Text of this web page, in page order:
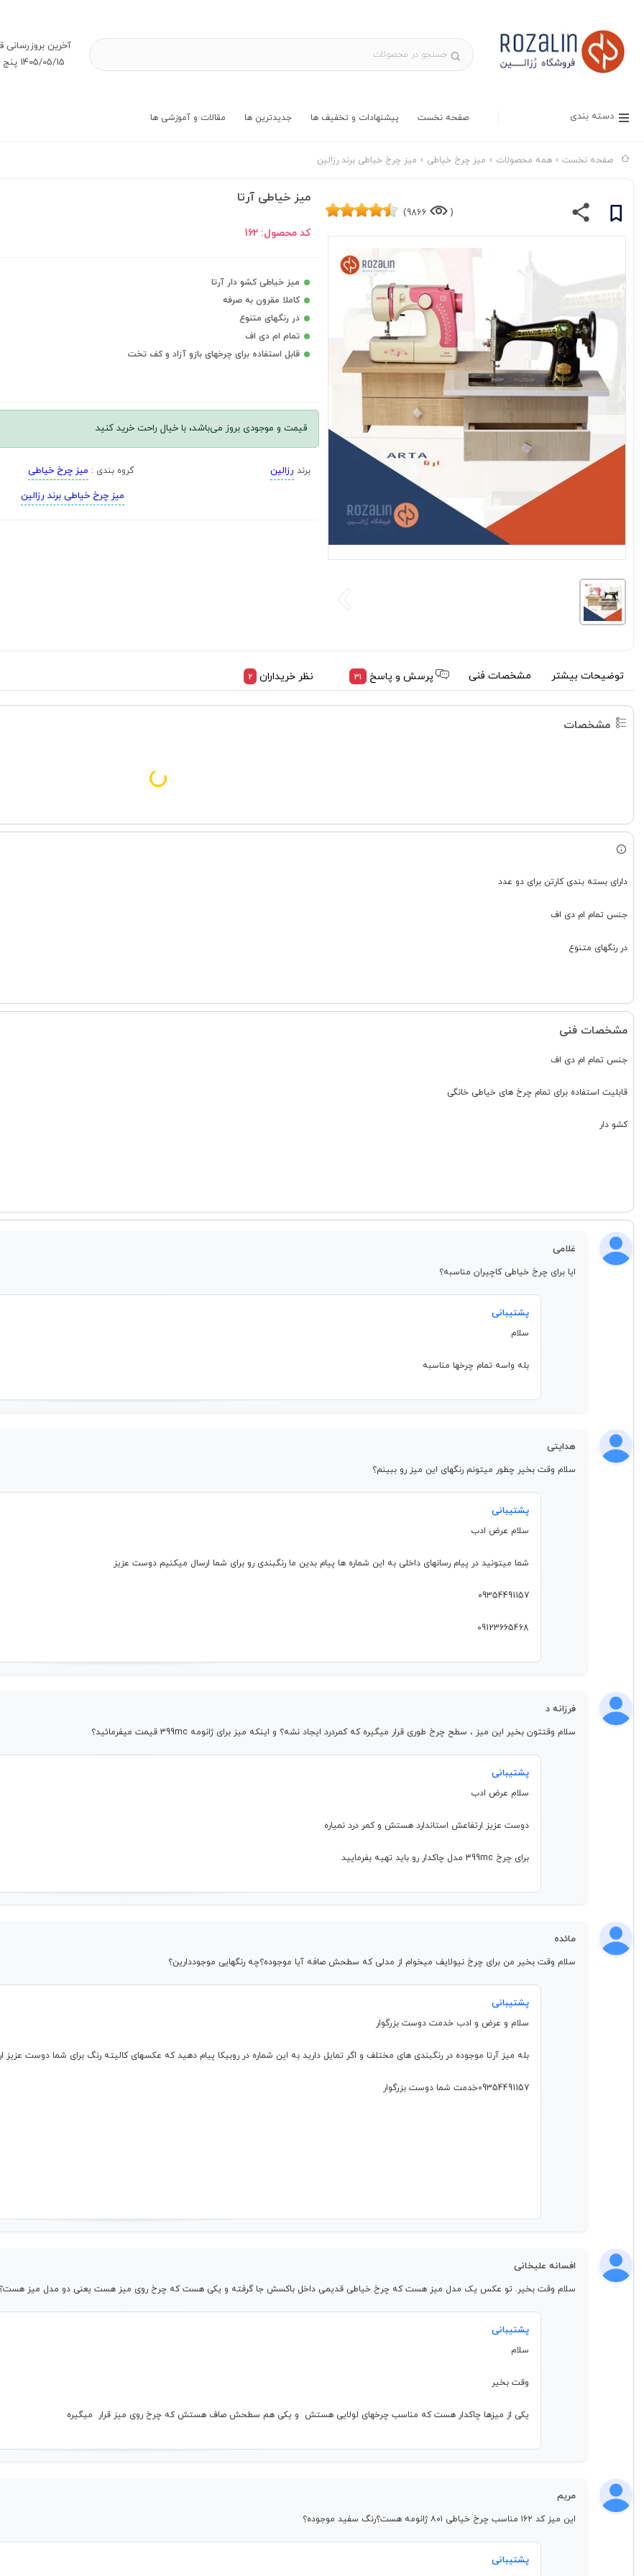
آخرین بروز‌رسانی
1405/05/15 پنج شنبه
دسته بندی صفحه نخست پیشنهادات و تخفیف ها جدیدترین ها مقالات و آموزشی ها
صفحه نخست همه محصولات میز چرخ خیاطی میز چرخ خیاطی برند رزالین
(
9866)
میز خیاطی آرتا
کد محصول:162
میز خیاطی کشو دار آرتا
کاملا مقرون به صرفه
در رنگهای متنوع
تمام ام دی اف
قابل استفاده برای چرخهای بازو آزاد و کف تخت
قیمت و موجودی بروز می‌باشد، با خیال راحت خرید کنید
برند رزالین گروه بندی : میز چرخ خیاطی
میز چرخ خیاطی برند رزالین
توضیحات بیشتر مشخصات فنی پرسش و پاسخ 31 نظر خریداران 2
مشخصات
دارای بسته بندی کارتن برای دو عدد
جنس تمام ام دی اف
در رنگهای متنوع
مشخصات فنی
جنس تمام ام دی اف
قابلیت استفاده برای تمام چرخ های خیاطی خانگی
کشو دار
غلامی
ایا برای چرخ خیاطی کاچیران مناسبه؟
پشتیبانی
سلام
بله واسه تمام چرخها مناسبه
هدایتی
سلام وقت بخیر چطور میتونم رنگهای این میز رو ببینم؟
پشتیبانی
سلام عرض ادب
شما میتونید در پیام رسانهای داخلی به این شماره ها پیام بدین ما رنگبندی رو برای شما ارسال میکنیم دوست عزیز
09354491157
09123665468
فرزانه د
سلام وقتتون بخیر این میز ، سطح چرخ طوری قرار میگیره که کمردرد ایجاد نشه؟ و اینکه میز برای ژانومه 399mc قیمت میفرمائید؟
پشتیبانی
سلام عرض ادب
دوست عزیز ارتفاعش استاندارد هستش و کمر درد نمیاره
برای چرخ 399mc مدل چاکدار رو باید تهیه بفرمایید
مائده
سلام وقت بخیر من برای چرخ نیولایف میخوام از مدلی که سطحش صافه آیا موجوده؟چه رنگهایی موجوددارین؟
پشتیبانی
سلام و عرض و ادب خدمت دوست بزرگوار
بله میز آرتا موجوده در رنگبندی های مختلف و اگر تمایل دارید به این شماره در روبیکا پیام دهید که عکسهای کالیته رنگ برای شما دوست عزیز
09354491157خدمت شما دوست بزرگوار
افسانه علیخانی
سلام وقت بخیر. تو عکس یک مدل میز هست که چرخ خیاطی قدیمی داخل باکسش جا گرفته و یکی هست که چرخ روی میز هست یعنی دو مدل میز هست؟
پشتیبانی
سلام
وقت بخیر
یکی از میزها چاکدار هست که مناسب چرخهای لولایی هستش و یکی هم سطحش صاف هستش که چرخ روی میز قرار میگیره
مریم
این میز کد ۱۶۲ مناسب چرخ خیاطی ۸۰۱ ژانومه هست؟رنگ سفید موجوده؟
پشتیبانی